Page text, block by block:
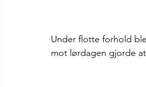
Under flotte forhold
mot lørdagen gjorde